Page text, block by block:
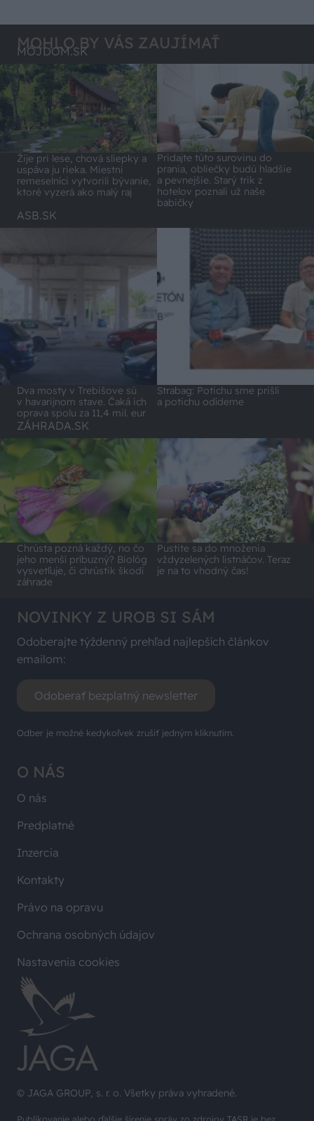
MOHLO BY VÁS ZAUJÍMAŤ
MÔJDOM.SK
Žije pri lese, chová sliepky a
uspáva ju rieka. Miestni
remeselníci vytvorili bývanie,
ktoré vyzerá ako malý raj
Pridajte túto surovinu do
prania, obliečky budú hladšie
a pevnejšie. Starý trik z
hotelov poznali už naše
babičky
ASB.SK
Dva mosty v Trebišove sú
v havarijnom stave. Čaká ich
oprava spolu za 11,4 mil. eur
Strabag: Potichu sme prišli
a potichu odídeme
ZÁHRADA.SK
Chrústa pozná každý, no čo
jeho menší príbuzný? Biológ
vysvetľuje, či chrústik škodí
záhrade
Pustite sa do množenia
vždyzelených listnáčov. Teraz
je na to vhodný čas!
© JAGA GROUP, s. r. o. Všetky práva vyhradené.
Publikovanie alebo ďalšie šírenie správ zo zdrojov TASR je bez
O NÁS
O nás
Predplatné
Inzercia
Kontakty
Právo na opravu
Ochrana osobných údajov
Nastavenia cookies
NOVINKY Z UROB SI SÁM
Odoberajte týždenný prehľad najlepších článkov
emailom:
Odoberať bezplatný newsletter
Odber je možné kedykoľvek zrušiť jedným kliknutím.